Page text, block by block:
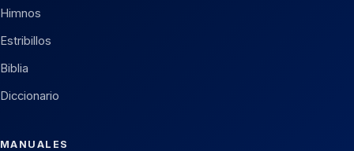
Himnos
Estribillos
Biblia
Diccionario
MANUALES